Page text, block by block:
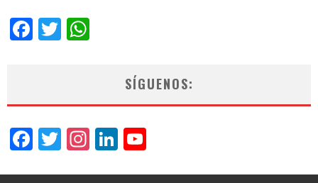
Facebook
Twitter
SÍGUENOS:
Facebook
Twitter
Instagram
LinkedIn